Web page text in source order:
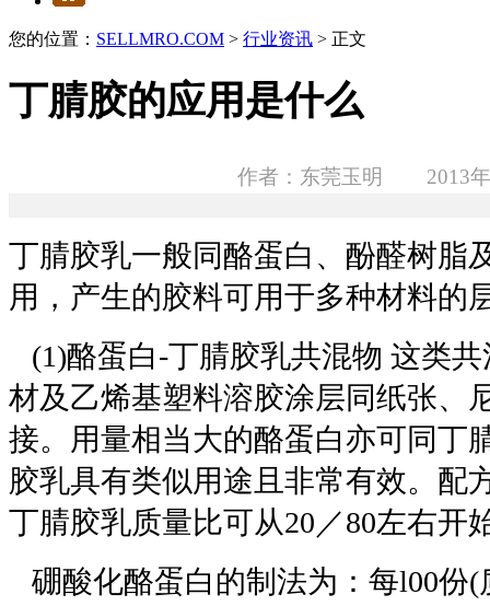
您的位置： SELLMRO.COM > 行业资讯 > 正文
丁腈胶的应用是什么
作者：东莞玉明 2013年
丁腈胶乳一般同酪蛋白、酚醛树脂
用，产生的胶料可用于多种材料的
(1)酪蛋白-丁腈胶乳共混物 这类
材及乙烯基塑料溶胶涂层同纸张、
接。用量相当大的酪蛋白亦可同丁
胶乳具有类似用途且非常有效。配
丁腈胶乳质量比可从20／80左右开
硼酸化酪蛋白的制法为：每l00份(